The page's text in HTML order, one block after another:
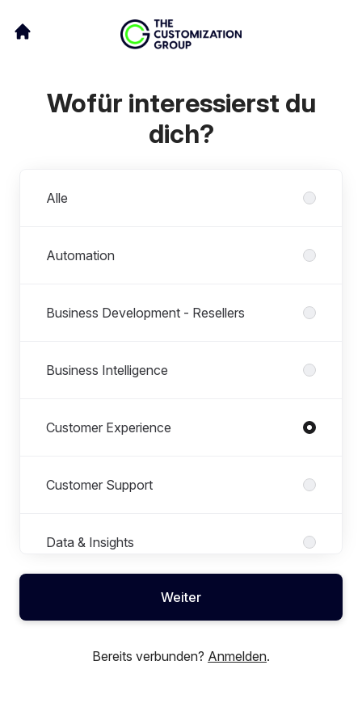
Wofür interessierst du
dich?
Alle
Automation
Business Development - Resellers
Business Intelligence
Customer Experience
Customer Support
Data & Insights
Human Resources
Weiter
Bereits verbunden? Anmelden.